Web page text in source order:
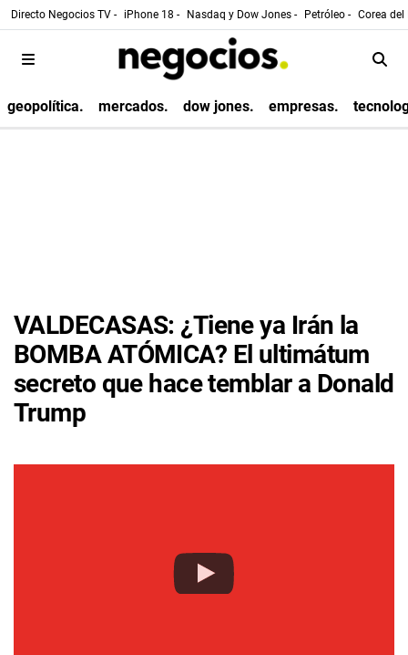
Directo Negocios TV - iPhone 18 - Nasdaq y Dow Jones - Petróleo - Corea
geopolítica. mercados. dow jones. empresas.
VALDECASAS: ¿Tiene ya Irán la
BOMBA ATÓMICA? El ultimátum
secreto que hace temblar a Donald
Trump